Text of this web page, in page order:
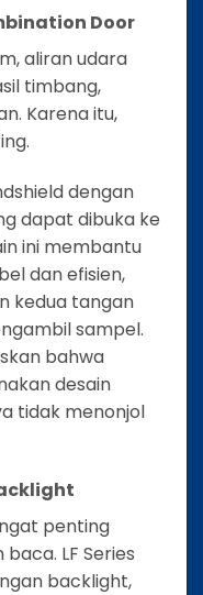
Door
aliran udara
timbang,
Karena itu,
dengan
dapat dibuka ke
ini membantu
dan efisien,
kedua tangan
sampel.
bahwa
desain
tidak menonjol
penting
LF Series
backlight,